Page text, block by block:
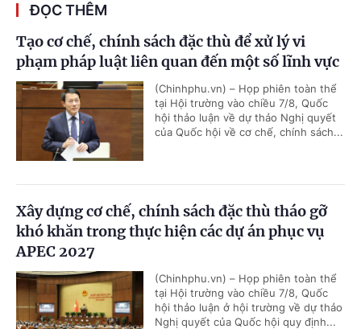
ĐỌC THÊM
Tạo cơ chế, chính sách đặc thù để xử lý vi
phạm pháp luật liên quan đến một số lĩnh vực
(Chinhphu.vn) – Họp phiên toàn thể
tại Hội trường vào chiều 7/8, Quốc
hội thảo luận về dự thảo Nghị quyết
của Quốc hội về cơ chế, chính sách...
Xây dựng cơ chế, chính sách đặc thù tháo gỡ
khó khăn trong thực hiện các dự án phục vụ
APEC 2027
(Chinhphu.vn) – Họp phiên toàn thể
tại Hội trường vào chiều 7/8, Quốc
hội thảo luận ở hội trường về dự thảo
Nghị quyết của Quốc hội quy định...